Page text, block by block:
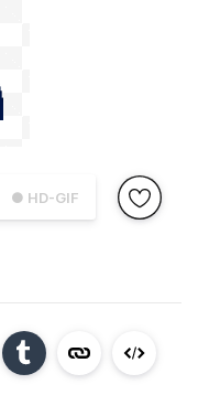
● HD-GIF